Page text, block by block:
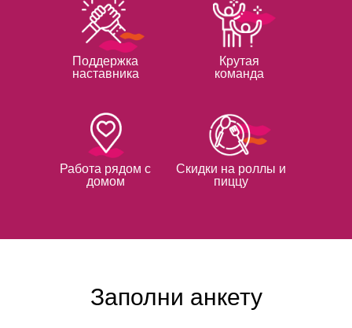
Работа рядом с
домом
Поддержка
наставника
Крутая
команда
Скидки на роллы и
пиццу
Заполни анкету